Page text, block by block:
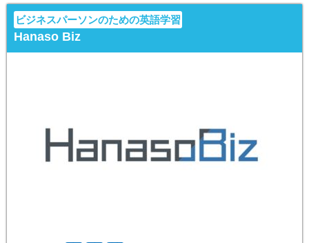
ビジネスパーソンのための英語学習
Hanaso Biz